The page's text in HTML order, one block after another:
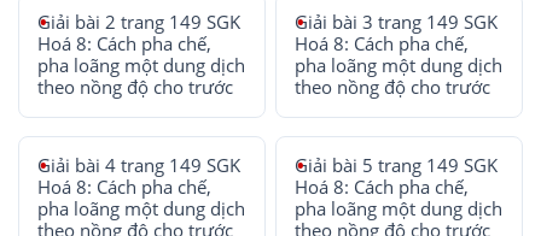
Giải bài 2 trang 149 SGK
Hoá 8: Cách pha chế,
pha loãng một dung dịch
theo nồng độ cho trước
Giải bài 3 trang 149 SGK
Hoá 8: Cách pha chế,
pha loãng một dung dịch
theo nồng độ cho trước
Giải bài 4 trang 149 SGK
Hoá 8: Cách pha chế,
pha loãng một dung dịch
theo nồng độ cho trước
Giải bài 5 trang 149 SGK
Hoá 8: Cách pha chế,
pha loãng một dung dịch
theo nồng độ cho trước